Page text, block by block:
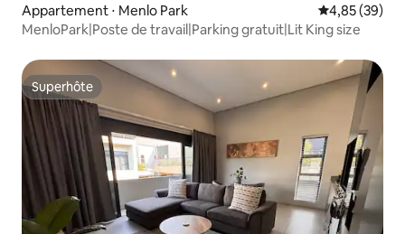
Appartement ⋅ Menlo Park Évaluation
4,85 (39)
MenloPark|Poste de travail|Parking gratuit|Lit King size
Superhôte
Superhôte